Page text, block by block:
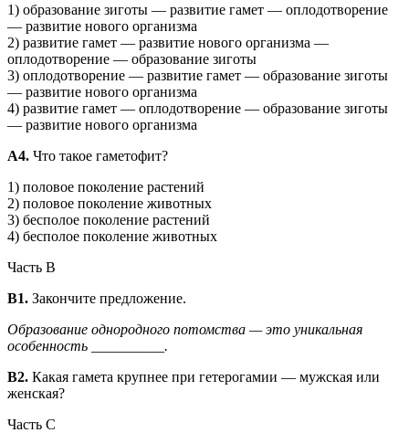
1) образование зиготы — развитие гамет — оплодотворение
— развитие нового организма
2) развитие гамет — развитие нового организма —
оплодотворение — образование зиготы
3) оплодотворение — развитие гамет — образование зиготы
— развитие нового организма
4) развитие гамет — оплодотворение — образование зиготы
— развитие нового организма
А4. Что такое гаметофит?
1) половое поколение растений
2) половое поколение животных
3) бесполое поколение растений
4) бесполое поколение животных
Часть В
В1. Закончите предложение.
Образование однородного потомства — это уникальная
особенность __________.
В2. Какая гамета крупнее при гетерогамии — мужская или
женская?
Часть C